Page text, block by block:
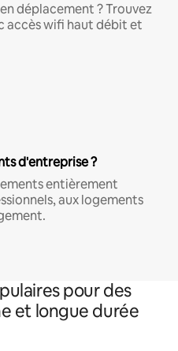
déplacement ? Trouvez
accès wifi haut débit et
d'entreprise ?
entièrement
aux logements
pour des
et longue durée